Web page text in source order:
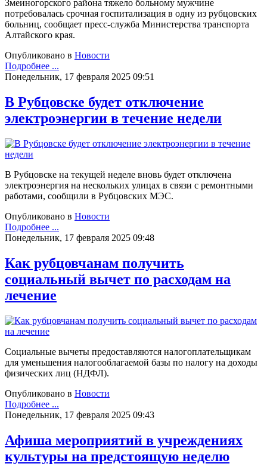
Змеиногорского района тяжело больному мужчине
потребовалась срочная госпитализация в одну из рубцовских
больниц, сообщает пресс-служба Министерства транспорта
Алтайского края.
Опубликовано в Новости
Подробнее ...
Понедельник, 17 февраля 2025 09:51
В Рубцовске будет отключение
электроэнергии в течение недели
В Рубцовске на текущей неделе вновь будет отключена
электроэнергия на нескольких улицах в связи с ремонтными
работами, сообщили в Рубцовских МЭС.
Опубликовано в Новости
Подробнее ...
Понедельник, 17 февраля 2025 09:48
Как рубцовчанам получить
социальный вычет по расходам на
лечение
Социальные вычеты предоставляются налогоплательщикам
для уменьшения налогооблагаемой базы по налогу на доходы
физических лиц (НДФЛ).
Опубликовано в Новости
Подробнее ...
Понедельник, 17 февраля 2025 09:43
Афиша мероприятий в учреждениях
культуры на предстоящую неделю